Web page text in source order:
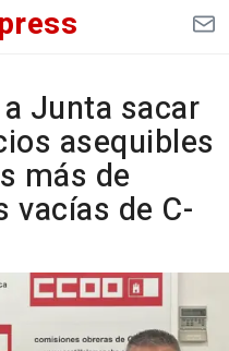
press
Junta sacar
asequibles
más de
vacías de C-